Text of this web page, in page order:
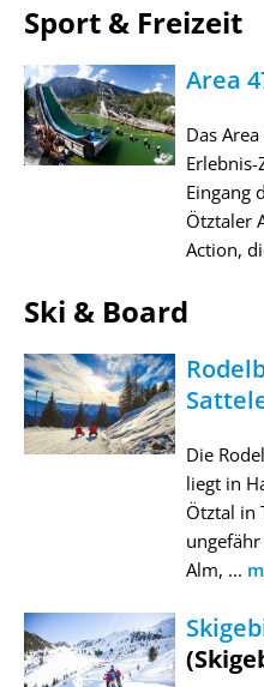
Sport & Freizeit
Area
Das
Eingang
Ötztaler
Action,
Ski & Board
Die
liegt in
Ötztal in
Alm, ...